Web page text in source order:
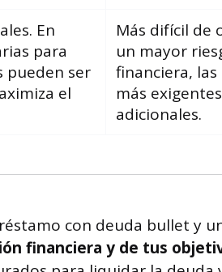
En
para
pueden ser
el
Más difícil de
un mayor
financiera,
más
adicionales.
con deuda bullet y
financiera y de tus